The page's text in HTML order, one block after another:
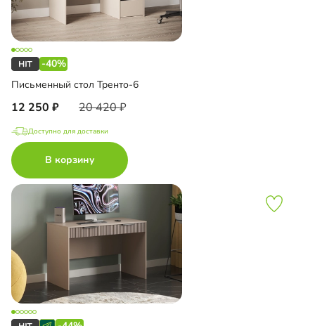
-40%
Письменный стол Тренто-6
12 250 20 420
Доступно для доставки
В корзину